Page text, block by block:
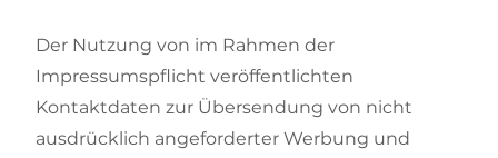
Der Nutzung von im Rahmen der
Impressumspflicht veröffentlichten
Kontaktdaten zur Übersendung von nicht
ausdrücklich angeforderter Werbung und